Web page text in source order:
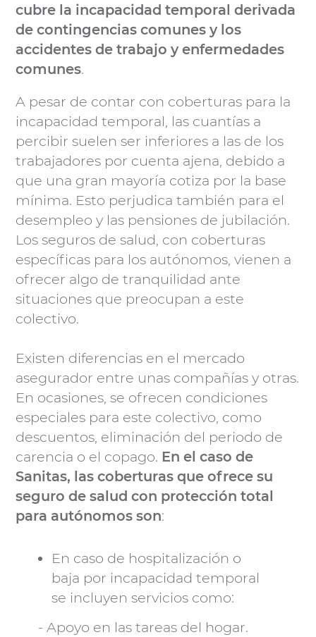
cubre la incapacidad temporal derivada
de contingencias comunes y los
accidentes de trabajo y enfermedades
comunes.
A pesar de contar con coberturas para la
incapacidad temporal, las cuantías a
percibir suelen ser inferiores a las de los
trabajadores por cuenta ajena, debido a
que una gran mayoría cotiza por la base
mínima. Esto perjudica también para el
desempleo y las pensiones de jubilación.
Los seguros de salud, con coberturas
específicas para los autónomos, vienen a
ofrecer algo de tranquilidad ante
situaciones que preocupan a este
colectivo.
Existen diferencias en el mercado
asegurador entre unas compañías y otras.
En ocasiones, se ofrecen condiciones
especiales para este colectivo, como
descuentos, eliminación del periodo de
carencia o el copago. En el caso de
Sanitas, las coberturas que ofrece su
seguro de salud con protección total
para autónomos son:
En caso de hospitalización o
baja por incapacidad temporal
se incluyen servicios como:
- Apoyo en las tareas del hogar.